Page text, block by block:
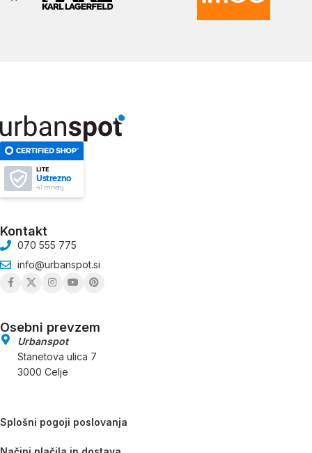
LITE
Ustrezno
41 mnenj
Kontakt
070 555 775
info@urbanspot.si
Osebni prevzem
Urbanspot
Stanetova ulica 7
3000 Celje
Splošni pogoji poslovanja